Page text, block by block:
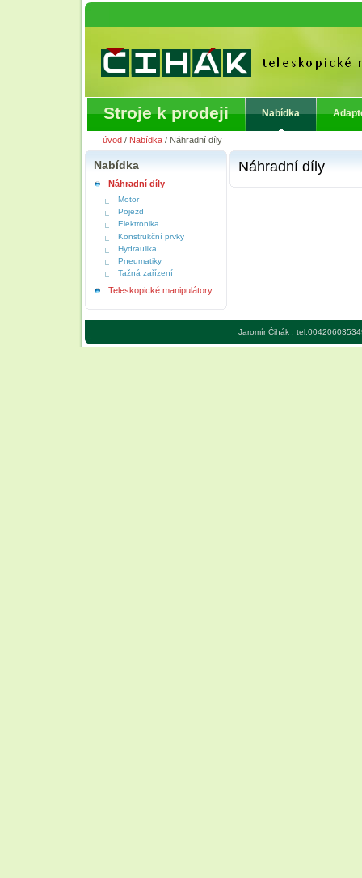
Stroje k prodeji Nabídka
úvod / Nabídka / Náhradní díly
Nabídka
Náhradní díly
Motor
Pojezd
Elektronika
Konstrukční prvky
Hydraulika
Pneumatiky
Tažná zařízení
Teleskopické manipulátory
Náhradní díly
Jaromír Čihák ;